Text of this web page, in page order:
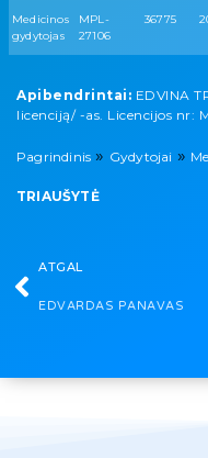
Medicinos
gydytojas
MPL-
27106
36775
Apibendrintai: EDVINA
licenciją/ -as. Licencijos nr:
Pagrindinis » Gydytojai »
TRIAUŠYTĖ
ATGAL
EDVARDAS PANAVAS